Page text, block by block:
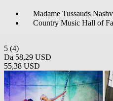
Madame Tussauds
Country Music Hall of
5 (4)
Da 58,29 USD
55,38 USD